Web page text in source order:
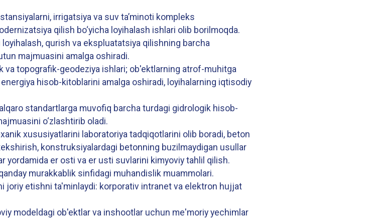
irrigatsiya va suv ta’minoti kompleks
qilish bo‘yicha loyihalash ishlari olib borilmoqda.
qurish va ekspluatatsiya qilishning barcha
majmuasini amalga oshiradi.
va topografik-geodeziya ishlari; ob'ektlarning atrof-muhitga
hisob-kitoblarini amalga oshiradi, loyihalarning iqtisodiy
standartlarga muvofiq barcha turdagi gidrologik hisob-
o‘zlashtirib oladi.
xususiyatlarini laboratoriya tadqiqotlarini olib boradi, beton
konstruksiyalardagi betonning buzilmaydigan usullar
yordamida er osti va er usti suvlarini kimyoviy tahlil qilish.
murakkablik sinfidagi muhandislik muammolari.
joriy etishni ta'minlaydi: korporativ intranet va elektron hujjat
modeldagi ob'ektlar va inshootlar uchun me'moriy yechimlar